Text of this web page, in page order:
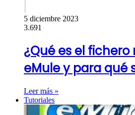
5 diciembre 2023
3.691
¿Qué es el
eMule y para qué
Leer más »
Tutoriales